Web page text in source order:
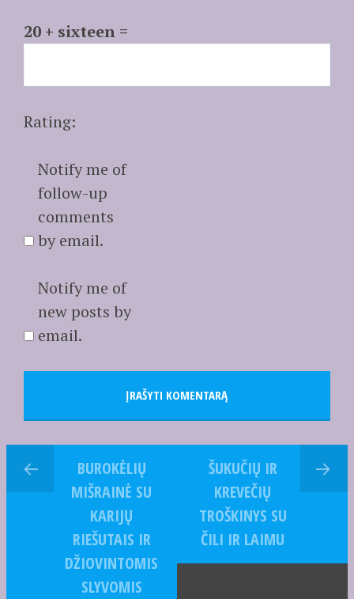
20 + sixteen =
Rating:
Notify me of
follow-up
comments
by email.
Notify me of
new posts by
email.
BUROKĖLIŲ
MIŠRAINĖ SU
KARIJŲ
RIEŠUTAIS IR
DŽIOVINTOMIS
SLYVOMIS
ŠUKUČIŲ IR
KREVEČIŲ
TROŠKINYS SU
ČILI IR LAIMU